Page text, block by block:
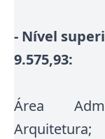
- Nível
9.575,93:
Área